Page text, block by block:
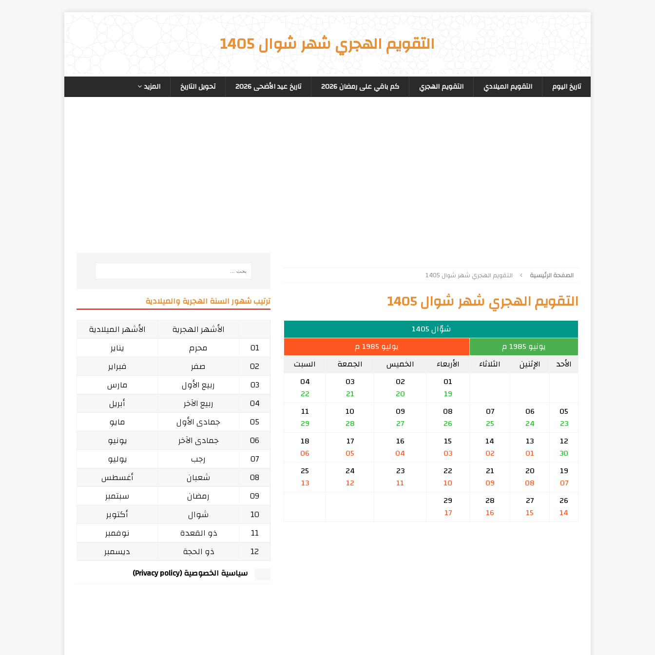
التقويم الهجري شهر شوال 1405
تاريخ اليوم التقويم الميلادي التقويم الهجري كم باقي على رمضان 2026 تاريخ عيد الأضحى 2026 تحويل التاريخ المزيد
الصفحة الرئيسية التقويم الهجري شهر شوال 1405
التقويم الهجري شهر شوال 1405
شوّال 1405
يونيو 1985 م
يوليو 1985 م
الأحد
الإثنين الثلاثاء الأربعاء الخميس الجمعة
السبت
01
19
02
20
03
21
04
22
05
23
06
24
07
25
08
26
09
27
10
28
11
29
12
30
13
01
14
02
15
03
16
04
17
05
18
06
19
07
20
08
21
09
22
10
23
11
24
12
25
13
26
14
27
15
28
16
29
17
ترتيب شهور السنة الهجرية والميلادية
الأشهر الهجرية
الأشهر الميلادية
01
محرم
يناير
02
صفر
فبراير
03
ربيع الأول
مارس
04
ربيع الآخر
أبريل
05
جمادى الأول
مايو
06
جمادى الآخر
يونيو
07
رجب
يوليو
08
شعبان
أغسطس
09
رمضان
سبتمبر
10
شوال
أكتوبر
11
ذو القعدة
نوفمبر
12
ذو الحجة ديسمبر
سياسية الخصوصية (Privacy policy)